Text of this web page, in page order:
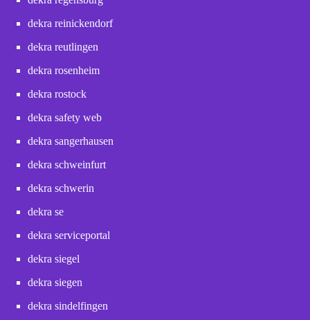
dekra reinickendorf
dekra reutlingen
dekra rosenheim
dekra rostock
dekra safety web
dekra sangerhausen
dekra schweinfurt
dekra schwerin
dekra se
dekra serviceportal
dekra siegel
dekra siegen
dekra sindelfingen